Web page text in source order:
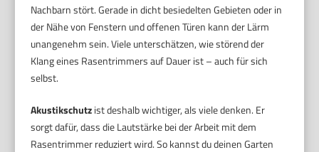
Nachbarn stört. Gerade in dicht besiedelten Gebieten oder in
der Nähe von Fenstern und offenen Türen kann der Lärm
unangenehm sein. Viele unterschätzen, wie störend der
Klang eines Rasentrimmers auf Dauer ist – auch für sich
selbst.
Akustikschutzist deshalb wichtiger, als viele denken. Er
sorgt dafür, dass die Lautstärke bei der Arbeit mit dem
Rasentrimmer reduziert wird. So kannst du deinen Garten